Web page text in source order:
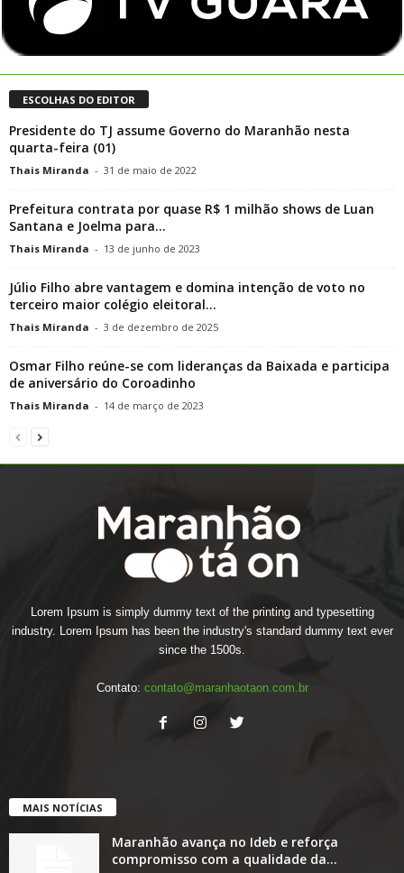
ESCOLHAS DO EDITOR
Presidente do TJ assume Governo do Maranhão nesta
quarta-feira (01)
Thais Miranda - 31 de maio de 2022
Prefeitura contrata por quase R$ 1 milhão shows de Luan
Santana e Joelma para...
Thais Miranda - 13 de junho de 2023
Júlio Filho abre vantagem e domina intenção de voto no
terceiro maior colégio eleitoral...
Thais Miranda - 3 de dezembro de 2025
Osmar Filho reúne-se com lideranças da Baixada e participa
de aniversário do Coroadinho
Thais Miranda - 14 de março de 2023
Lorem Ipsum is simply dummy text of the printing and typesetting
industry. Lorem Ipsum has been the industry's standard dummy text ever
since the 1500s.
Contato: contato@maranhaotaon.com.br
MAIS NOTÍCIAS
Maranhão avança no Ideb e reforça
compromisso com a qualidade da...